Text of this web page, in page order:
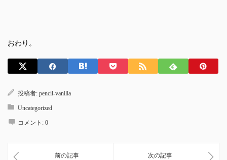
おわり。
投稿者: pencil-vanilla
Uncategorized
コメント: 0
前の記事 次の記事